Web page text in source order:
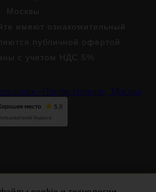
Москвы
имеют ознакомительный
публичной офертой.
с учетом НДС 5%